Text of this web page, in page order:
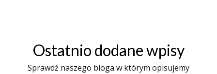
Ostatnio dodane wpisy
Sprawdź naszego bloga w którym opisujemy